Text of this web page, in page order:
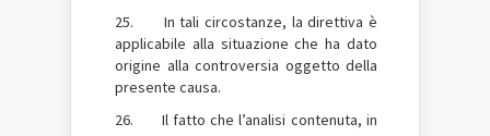
25. In tali circostanze, la direttiva è
applicabile alla situazione che ha dato
origine alla controversia oggetto della
presente causa.
26. Il fatto che l’analisi contenuta, in